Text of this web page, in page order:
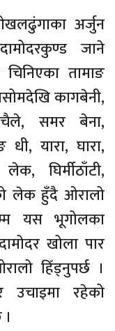
अर्जुन
जाने
तामाङ
कागबेनी,
चैले, समर बेना,
धी, यारा, घारा,
घिर्मीठाँटी,
लेक हुँदै ओरालो
यस भूगोलका
खोला पार
हिँड्नुपर्छ ।
रहेको